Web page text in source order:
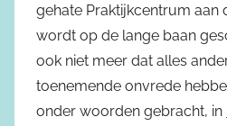
gehate Praktijkcentrum aan
wordt op de lange baan
ook niet meer dat alles
toenemende onvrede
onder woorden gebracht, in